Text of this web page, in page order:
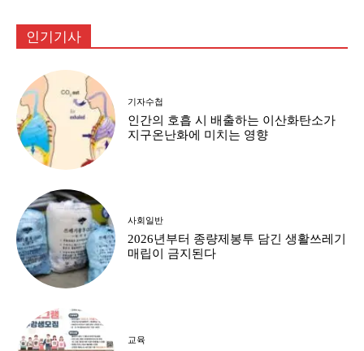
인기기사
기자수첩
인간의 호흡 시 배출하는 이산화탄소가
지구온난화에 미치는 영향
사회일반
2026년부터 종량제봉투 담긴 생활쓰레기
매립이 금지된다
교육